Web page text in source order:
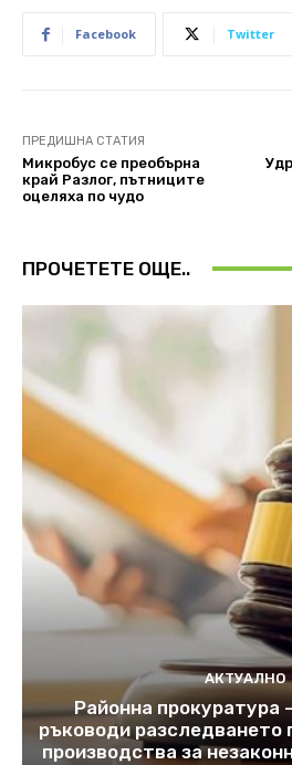
Facebook Twitter
ПРЕДИШНА СТАТИЯ
Микробус се преобърна
край Разлог, пътниците
оцеляха по чудо
ПРОЧЕТЕТЕ ОЩЕ..
АКТУАЛНО
Районна прокуратура
ръководи разследването
производства за